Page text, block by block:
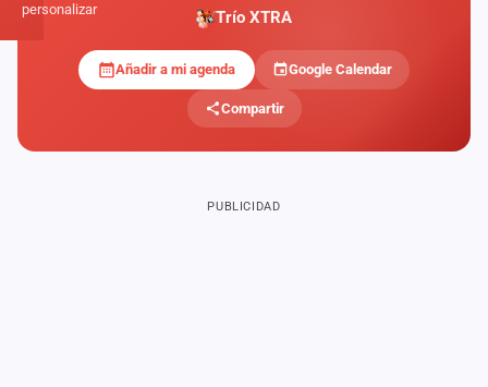
Trío XTRA
Añadir a mi agenda Google Calendar
Compartir
PUBLICIDAD
personalizar